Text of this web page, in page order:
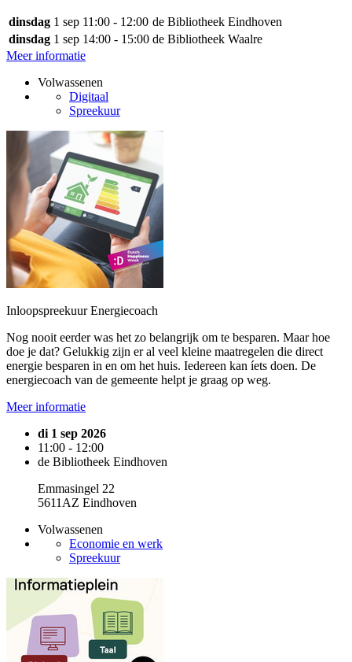
dinsdag 1 sep 11:00 - 12:00 de Bibliotheek Eindhoven
dinsdag 1 sep 14:00 - 15:00 de Bibliotheek Waalre
Meer informatie
Volwassenen
Digitaal
Spreekuur
Inloopspreekuur Energiecoach
Nog nooit eerder was het zo belangrijk om te besparen. Maar hoe
doe je dat? Gelukkig zijn er al veel kleine maatregelen die direct
energie besparen in en om het huis. Iedereen kan íets doen. De
energiecoach van de gemeente helpt je graag op weg.
Meer informatie
di 1 sep 2026
11:00 - 12:00
de Bibliotheek Eindhoven
Emmasingel 22
5611AZ Eindhoven
Volwassenen
Economie en werk
Spreekuur